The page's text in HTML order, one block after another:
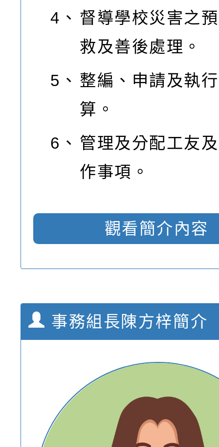
4、 督導學校災害之
救及善後處理。
5、 整編、申請及執
算。
6、 管理及分配工友
作事項。
觀看簡介內容
事務組長陳方梓簡介